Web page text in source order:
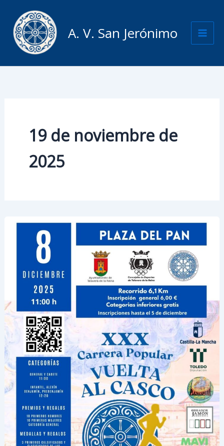
contenido
A. V. San Jerónimo
19 de noviembre de
2025